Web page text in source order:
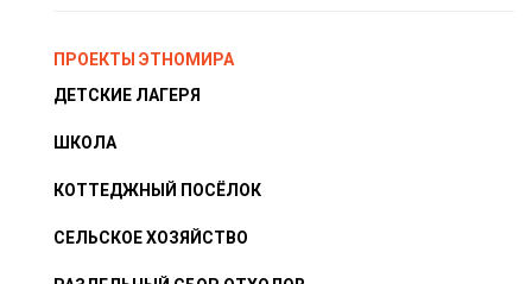
ПРОЕКТЫ ЭТНОМИРА
ДЕТСКИЕ ЛАГЕРЯ
ШКОЛА
КОТТЕДЖНЫЙ ПОСЁЛОК
СЕЛЬСКОЕ ХОЗЯЙСТВО